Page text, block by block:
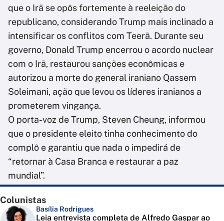
que o Irã se opôs fortemente à reeleição do
republicano, considerando Trump mais inclinado a
intensificar os conflitos com Teerã. Durante seu
governo, Donald Trump encerrou o acordo nuclear
com o Irã, restaurou sanções econômicas e
autorizou a morte do general iraniano Qassem
Soleimani, ação que levou os líderes iranianos a
prometerem vingança.
O porta-voz de Trump, Steven Cheung, informou
que o presidente eleito tinha conhecimento do
complô e garantiu que nada o impedirá de
“retornar à Casa Branca e restaurar a paz
mundial”.
Colunistas
Basília Rodrigues
Leia entrevista completa de Alfredo Gaspar ao